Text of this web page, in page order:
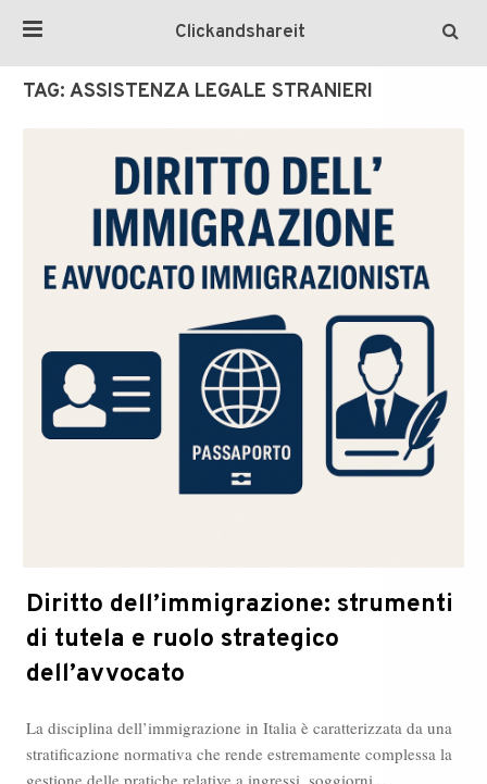
Clickandshareit
TAG: ASSISTENZA LEGALE STRANIERI
Diritto dell’immigrazione: strumenti
di tutela e ruolo strategico
dell’avvocato
La disciplina dell’immigrazione in Italia è caratterizzata da una
stratificazione normativa che rende estremamente complessa la